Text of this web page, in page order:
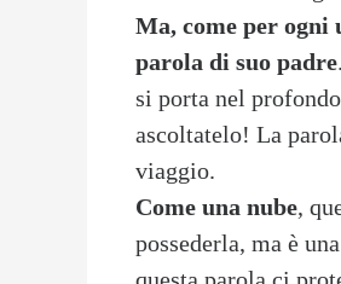
Ma, come per
parola di suo padre
si porta nel
ascoltatelo! La
viaggio.
Come una nube,
possederla, ma è